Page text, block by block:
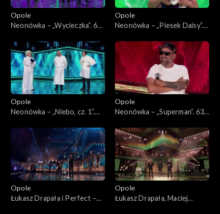
Opole
Neonówka – „Wycieczka”. 63.
Nówka
Opole
Neonówka – „Piesek Daisy”.
Neo-Nówka
Opole
Neonówka – „Niebo, cz. 1”.
Neo-Nówka
Opole
Neonówka – „Superman”. 63.
Nówka
Opole
Łukasz Drapała i Perfect –
Opole
Łukasz Drapała, Maciej